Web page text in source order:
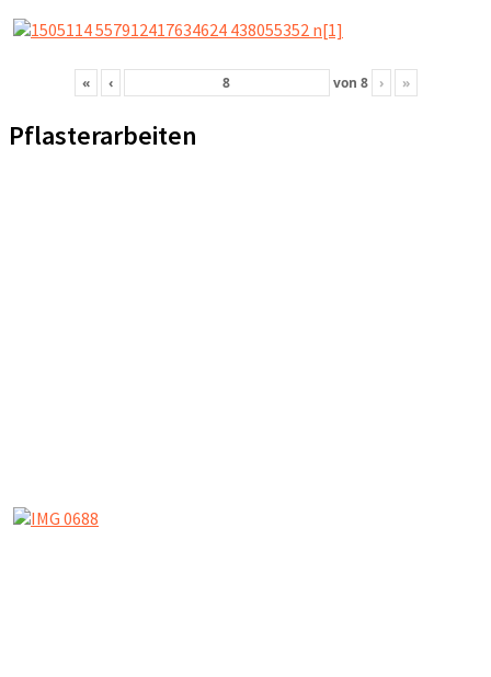
« ‹ von 8 › »
Pflasterarbeiten